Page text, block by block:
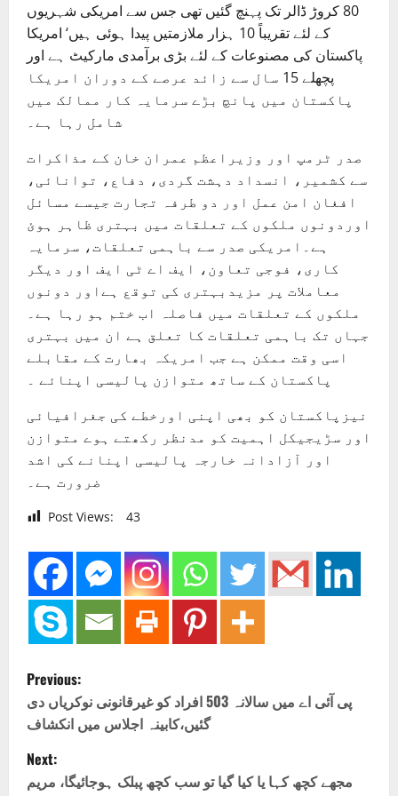
80 کروڑ ڈالر تک پہنچ گئیں تھی جس سے امریکی شہریوں
کے لئے تقریباً 10 ہزار ملازمتیں پیدا ہوئی ہیں‘ امریکا
پاکستان کی مصنوعات کے لئے بڑی برآمدی مارکیٹ ہے اور
پچھلے 15 سال سے زائد عرصے کے دوران امریکا
پاکستان میں پانچ بڑے سرمایہ کار ممالک میں
شامل رہا ہے۔
صدر ٹرمپ اور وزیراعظم عمران خان کے مذاکرات
سے کشمیر، انسداد دہشت گردی، دفاع، توانائی،
افغان امن عمل اور دو طرفہ تجارت جیسے مسائل
اوردونوں ملکوں کے تعلقات میں بہتری ظاہر ہوئ
ہے۔امریکی صدر سے باہمی تعلقات، سرمایہ
کاری، فوجی تعاون، ایف اے ٹی ایف اور دیگر
معاملات پر مزیدبہتری کی توقع ہےاور دونوں
ملکوں کے تعلقات میں فاصلہ اب ختم ہو رہا ہے۔
جہاں تک باہمی تعلقات کا تعلق ہے ان میں بہتری
اسی وقت ممکن ہے جب امریکہ بھارت کے مقابلے
پاکستان کے ساتھ متوازن پالیسی اپنائے ۔
نیزپاکستان کو بھی اپنی اورخطے کی جغرافیائی
اور سڑیجیکل اہمیت کو مدنظر رکھتے ہوے متوازن
اور آزادانہ خارجہ پالیسی اپنانے کی اشد
ضرورت ہے۔
Post Views: 43
P
o
s
t
Previous:
پی آئی اے میں سالانہ 503 افراد کو غیرقانونی نوکریاں دی
گئیں،کابینہ اجلاس میں انکشاف
Next:
مجھے کچھ کہا یا کیا گیا تو سب کچھ پبلک ہوجائیگا، مریم